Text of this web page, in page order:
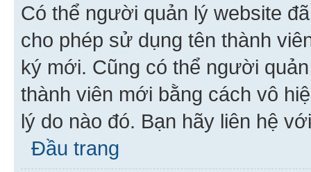
Có thể người quản lý website
cho phép sử dụng tên thành
ký mới. Cũng có thể người
thành viên mới bằng cách vô
lý do nào đó. Bạn hãy liên hệ
Đầu trang